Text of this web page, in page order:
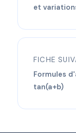
et
FICHE
Formules
tan(a+b)